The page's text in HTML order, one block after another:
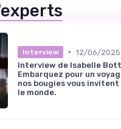
Interview • 12/06/2025
Interview de Isabelle
Embarquez pour un
nos bougies vous
le monde.